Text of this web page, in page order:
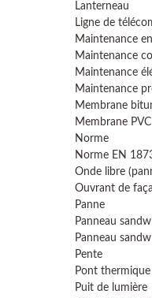
Lanterneau
Ligne de
Maintenance
Maintenance
Maintenance
Maintenance
Membrane
Membrane PVC
Norme
Norme EN
Onde libre
Ouvrant de
Panne
Panneau
Panneau
Pente
Pont thermique
Puit de lumière